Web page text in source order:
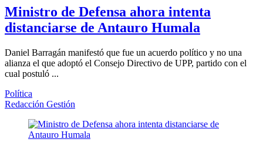
Ministro de Defensa ahora intenta
distanciarse de Antauro Humala
Daniel Barragán manifestó que fue un acuerdo político y no una
alianza el que adoptó el Consejo Directivo de UPP, partido con el
cual postuló ...
Política
Redacción Gestión